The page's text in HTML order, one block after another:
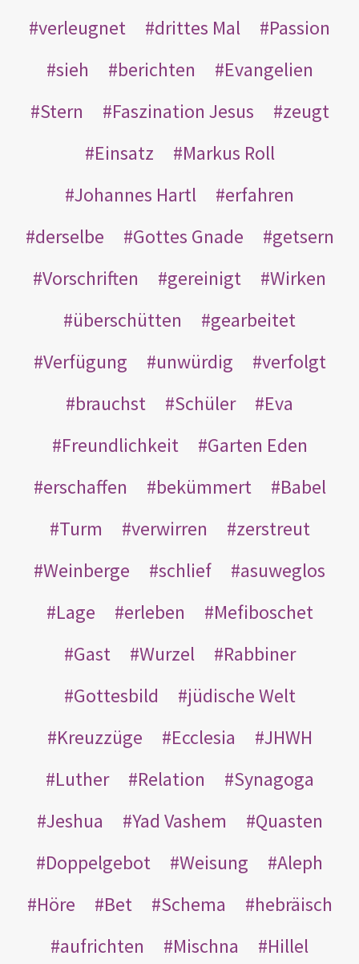
verleugnet
drittes Mal
Passion
sieh
berichten
Evangelien
Stern
Faszination Jesus
zeugt
Einsatz
Markus Roll
Johannes Hartl
erfahren
derselbe
Gottes Gnade
getsern
Vorschriften
gereinigt
Wirken
überschütten
gearbeitet
Verfügung
unwürdig
verfolgt
brauchst
Schüler
Eva
Freundlichkeit
Garten Eden
erschaffen
bekümmert
Babel
Turm
verwirren
zerstreut
Weinberge
schlief
asuweglos
Lage
erleben
Mefiboschet
Gast
Wurzel
Rabbiner
Gottesbild
jüdische Welt
Kreuzzüge
Ecclesia
JHWH
Luther
Relation
Synagoga
Jeshua
Yad Vashem
Quasten
Doppelgebot
Weisung
Aleph
Höre
Bet Schema
hebräisch
aufrichten
Mischna Hillel